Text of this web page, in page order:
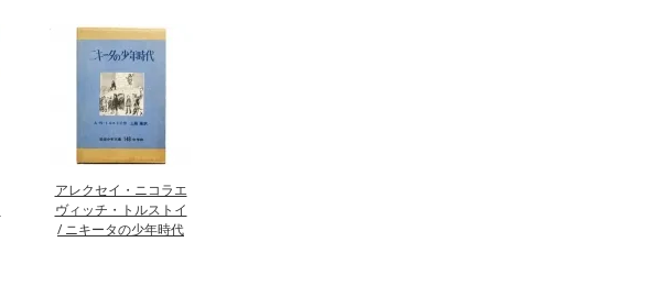
アレクセイ・ニコラエ
ヴィッチ・トルストイ
/ ニキータの少年時代